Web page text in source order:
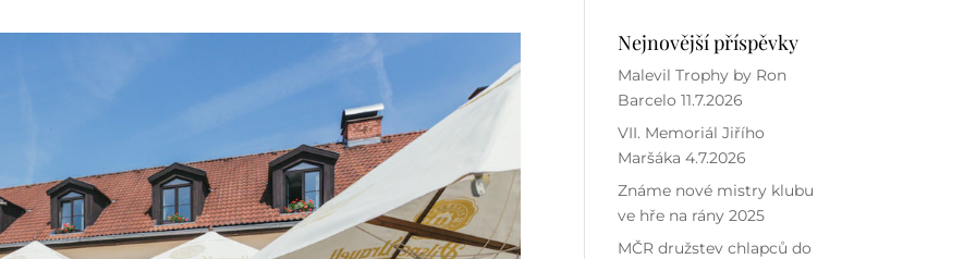
Nejnovější příspěvky
Malevil Trophy by Ron
Barcelo 11.7.2026
VII. Memoriál Jiřího
Maršáka 4.7.2026
Známe nové mistry klubu
ve hře na rány 2025
MČR družstev chlapců do